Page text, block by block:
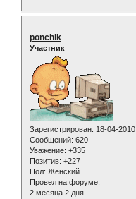
ponchik
Участник
Зарегистрирован: 18-04-2010
Сообщений: 620
Уважение: +335
Позитив: +227
Пол: Женский
Провел на форуме:
2 месяца 2 дня